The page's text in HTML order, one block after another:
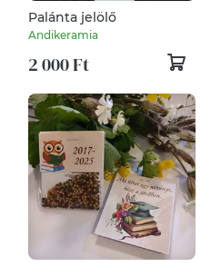
Palánta jelölő
Andikeramia
2 000 Ft